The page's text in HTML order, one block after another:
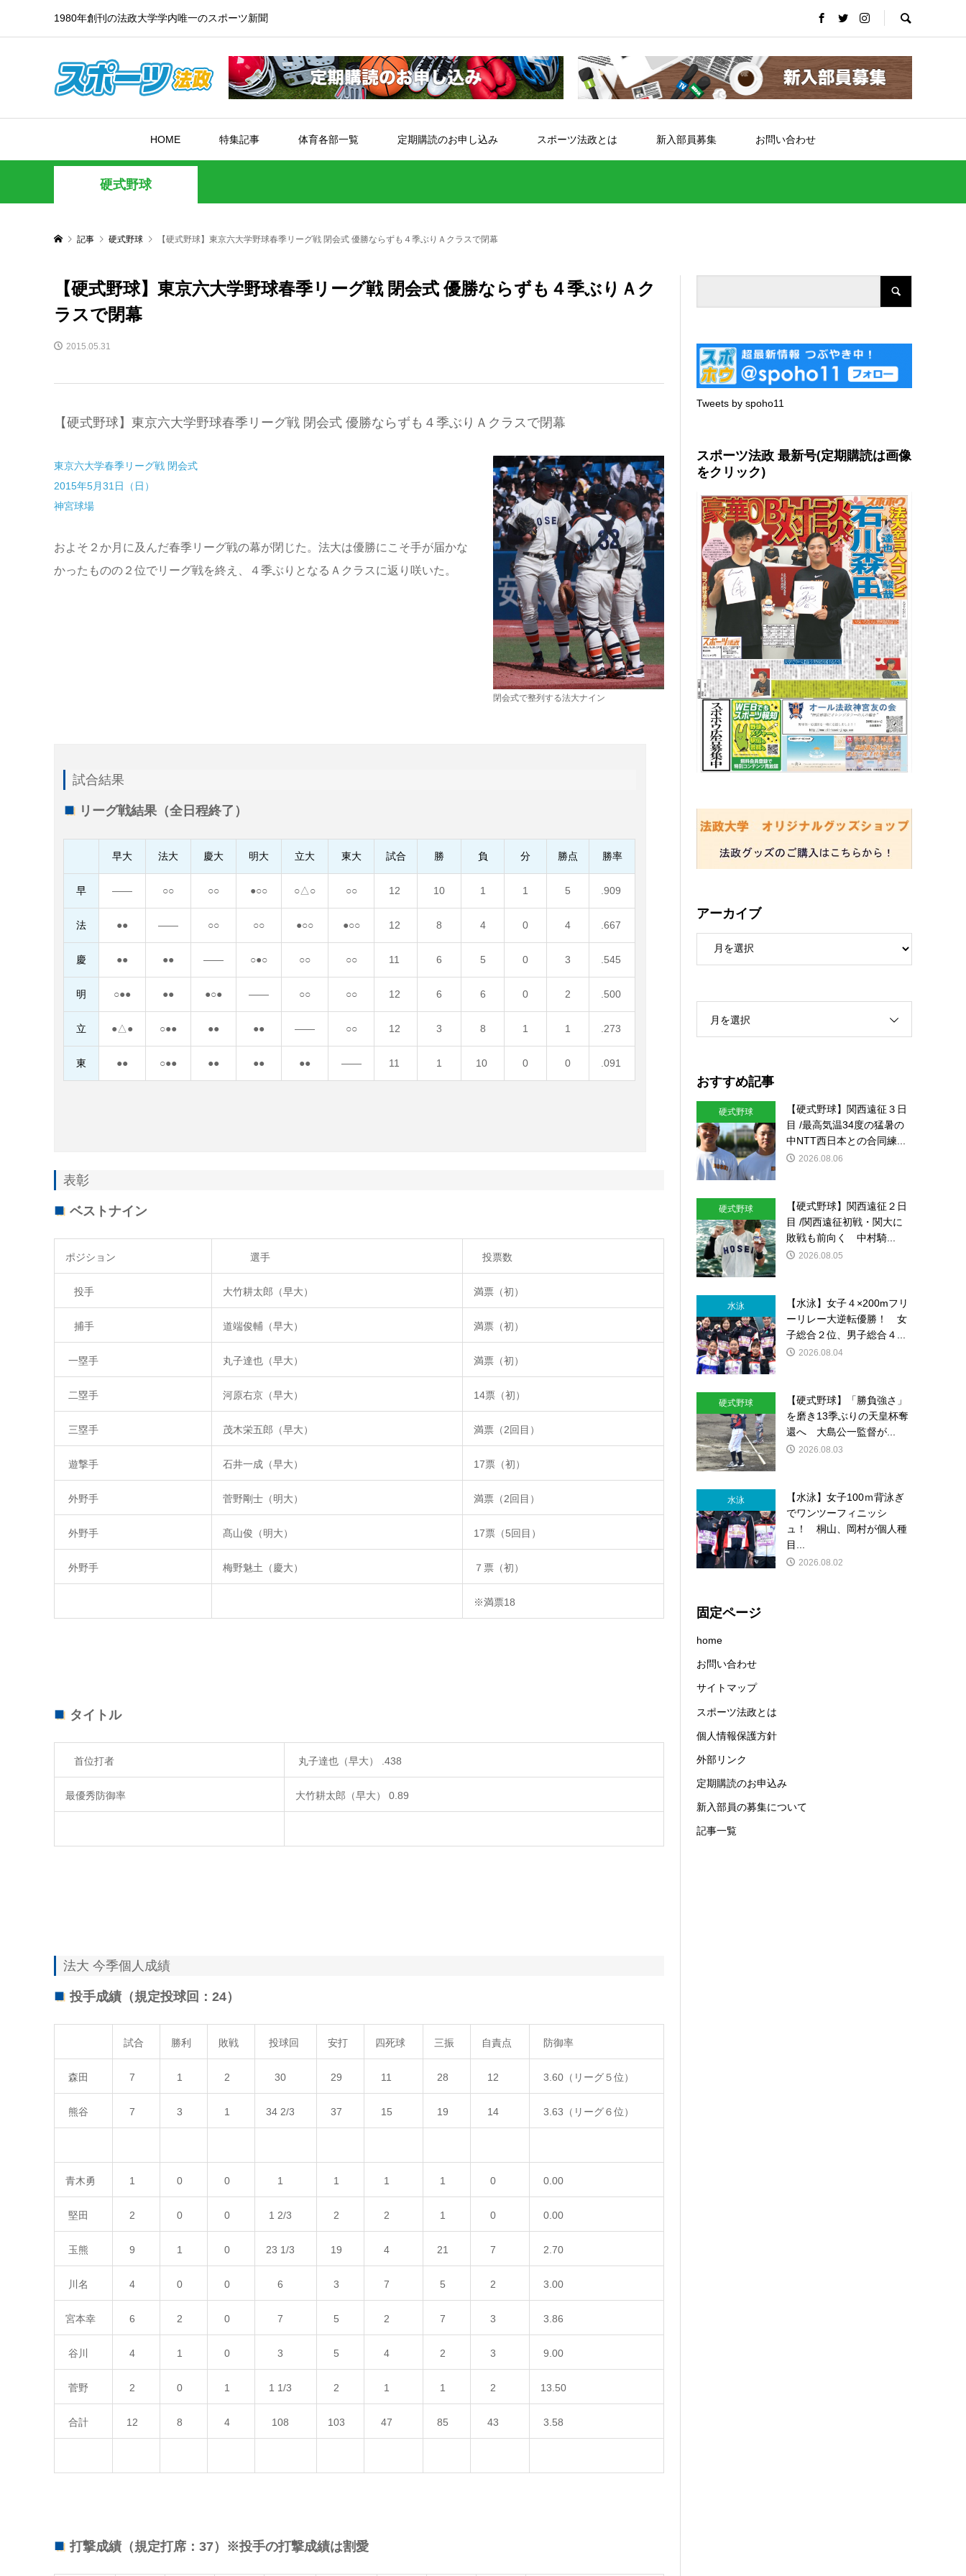
1980年創刊の法政大学学内唯一のスポーツ新聞
HOME 特集記事 体育各部一覧 定期購読のお申し込み スポーツ法政とは 新入部員募集 お問い合わせ
硬式野球
記事 硬式野球 【硬式野球】東京六大学野球春季リーグ戦 閉会式 優勝ならずも４季ぶりＡクラスで閉幕
【硬式野球】東京六大学野球春季リーグ戦 閉会式 優勝ならずも４季ぶりＡク
ラスで閉幕
2015.05.31
【硬式野球】東京六大学野球春季リーグ戦 閉会式 優勝ならずも４季ぶりＡクラスで閉幕
東京六大学春季リーグ戦 閉会式
2015年5月31日（日）
神宮球場
およそ２か月に及んだ春季リーグ戦の幕が閉じた。法大は優勝にこそ手が届かな
かったものの２位でリーグ戦を終え、４季ぶりとなるＡクラスに返り咲いた。
閉会式で整列する法大ナイン
試合結果
リーグ戦結果（全日程終了）
早大 法大 慶大 明大 立大 東大 試合 勝 負 分 勝点 勝率
早 ―― ○○ ○○ ●○○ ○△○ ○○ 12 10 1 1 5 .909
法 ●● ―― ○○ ○○ ●○○ ●○○ 12 8 4 0 4 .667
慶 ●● ●● ―― ○●○ ○○ ○○ 11 6 5 0 3 .545
明 ○●● ●● ●○● ―― ○○ ○○ 12 6 6 0 2 .500
立 ●△● ○●● ●● ●● ―― ○○ 12 3 8 1 1 .273
東 ●● ○●● ●● ●● ●● ―― 11 1 10 0 0 .091
表彰
ベストナイン
ポジション 選手 投票数
投手 大竹耕太郎（早大） 満票（初）
捕手 道端俊輔（早大） 満票（初）
一塁手 丸子達也（早大） 満票（初）
二塁手 河原右京（早大） 14票（初）
三塁手 茂木栄五郎（早大） 満票（2回目）
遊撃手 石井一成（早大） 17票（初）
外野手 菅野剛士（明大） 満票（2回目）
外野手 髙山俊（明大） 17票（5回目）
外野手 梅野魅土（慶大） ７票（初）
※満票18
タイトル
首位打者 丸子達也（早大） .438
最優秀防御率 大竹耕太郎（早大） 0.89
法大 今季個人成績
投手成績（規定投球回：24）
試合 勝利 敗戦 投球回 安打 四死球 三振 自責点 防御率
森田 7 1 2 30 29 11 28 12 3.60（リーグ５位）
熊谷 7 3 1 34 2/3 37 15 19 14 3.63（リーグ６位）
青木勇 1 0 0 1 1 1 1 0 0.00
堅田 2 0 0 1 2/3 2 2 1 0 0.00
玉熊 9 1 0 23 1/3 19 4 21 7 2.70
川名 4 0 0 6 3 7 5 2 3.00
宮本幸 6 2 0 7 5 2 7 3 3.86
谷川 4 1 0 3 5 4 2 3 9.00
菅野 2 0 1 1 1/3 2 1 1 2 13.50
合計 12 8 4 108 103 47 85 43 3.58
打撃成績（規定打席：37）※投手の打撃成績は割愛
Tweets by spoho11
スポーツ法政 最新号(定期購読は画像
をクリック)
アーカイブ
月を選択
おすすめ記事
硬式野球
【硬式野球】関西遠征３日
目 /最高気温34度の猛暑の
中NTT西日本との合同練...
2026.08.06
硬式野球
【硬式野球】関西遠征２日
目 /関西遠征初戦・関大に
敗戦も前向く 中村騎...
2026.08.05
水泳
【水泳】女子４×200mフリ
ーリレー大逆転優勝！ 女
子総合２位、男子総合４...
2026.08.04
硬式野球
【硬式野球】「勝負強さ」
を磨き13季ぶりの天皇杯奪
還へ 大島公一監督が...
2026.08.03
水泳
【水泳】女子100ｍ背泳ぎ
でワンツーフィニッシ
ュ！ 桐山、岡村が個人種
目...
2026.08.02
固定ページ
home
お問い合わせ
サイトマップ
スポーツ法政とは
個人情報保護方針
外部リンク
定期購読のお申込み
新入部員の募集について
記事一覧